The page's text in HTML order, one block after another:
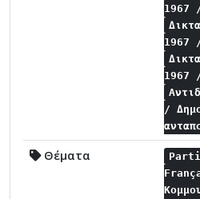
1967
1967
1967
/
Θέματα
Parti